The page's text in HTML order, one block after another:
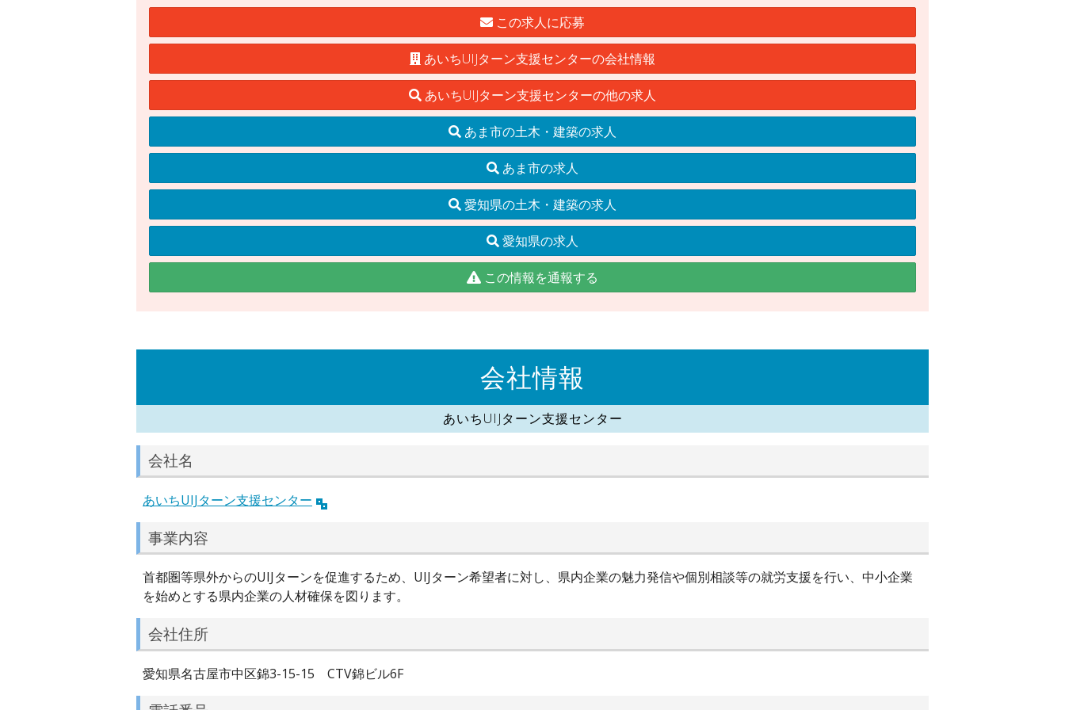
この求人に応募
あいちUIJターン支援センターの会社情報
あいちUIJターン支援センターの他の求人
あま市の土木・建築の求人
あま市の求人
愛知県の土木・建築の求人
愛知県の求人
この情報を通報する
会社情報
あいちUIJターン支援センター
会社名
あいちUIJターン支援センター
事業内容
首都圏等県外からのUIJターンを促進するため、UIJターン希望者に対し、県内企業の魅力発信や個別相談等の就労支援を行い、中小企業
を始めとする県内企業の人材確保を図ります。
会社住所
愛知県名古屋市中区錦3-15-15 CTV錦ビル6F